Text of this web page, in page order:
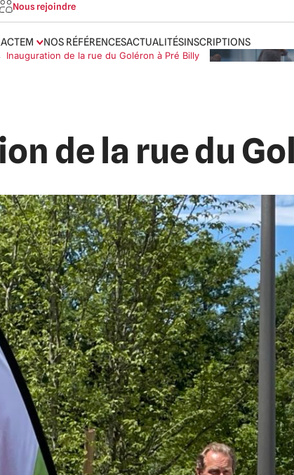
Nous rejoindre
NOS RÉFÉRENCESACTUALITÉSINSCRIPTIONS
Inauguration de la rue du Goléron à Pré Billy
de la rue du